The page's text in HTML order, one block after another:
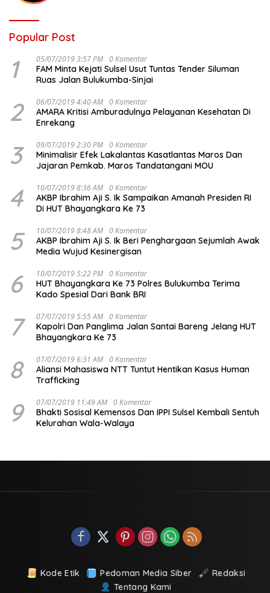
Popular Post
1 05/07/2019 3:57 PM 0 Komentar
FAM Minta Kejati Sulsel Usut Tuntas Tender Siluman
Ruas Jalan Bulukumba-Sinjai
2 06/07/2019 4:40 AM 0 Komentar
AMARA Kritisi Amburadulnya Pelayanan Kesehatan Di
Enrekang
3 09/07/2019 2:30 PM 0 Komentar
Minimalisir Efek Lakalantas Kasatlantas Maros Dan
Jajaran Pemkab. Maros Tandatangani MOU
4 10/07/2019 8:36 AM 0 Komentar
AKBP Ibrahim Aji S. Ik Sampaikan Amanah Presiden RI
Di HUT Bhayangkara Ke 73
5 10/07/2019 8:48 AM 0 Komentar
AKBP Ibrahim Aji S. Ik Beri Penghargaan Sejumlah Awak
Media Wujud Kesinergisan
6 10/07/2019 5:22 PM 0 Komentar
HUT Bhayangkara Ke 73 Polres Bulukumba Terima
Kado Spesial Dari Bank BRI
7 07/07/2019 5:55 AM 0 Komentar
Kapolri Dan Panglima Jalan Santai Bareng Jelang HUT
Bhayangkara Ke 73
8 07/07/2019 6:31 AM 0 Komentar
Aliansi Mahasiswa NTT Tuntut Hentikan Kasus Human
Trafficking
9 07/07/2019 11:49 AM 0 Komentar
Bhakti Sosisal Kemensos Dan IPPI Sulsel Kembali Sentuh
Kelurahan Wala-Walaya
Kode Etik Pedoman Media Siber
Redaksi
Tentang Kami